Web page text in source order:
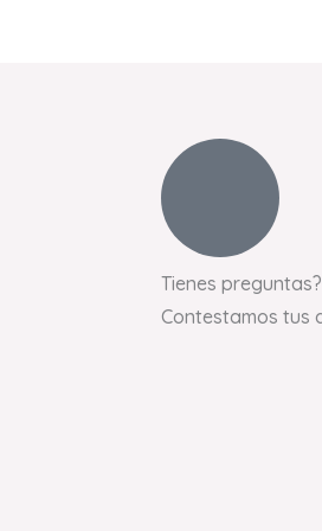
Tienes preguntas?
Contestamos tus